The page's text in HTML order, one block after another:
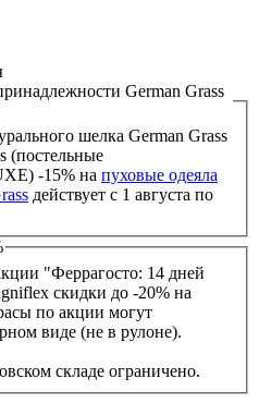
German Grass
(постельные
-15% на пуховые одеяла
действует с 1 августа по
"Феррагосто: 14 дней
скидки до -20% на
по акции могут
виде (не в рулоне).
складе ограничено.